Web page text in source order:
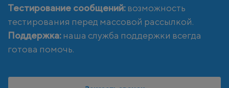
Тестирование сообщений:возможность
тестирования перед массовой рассылкой.
Поддержка:наша служба поддержки всегда
готова помочь.